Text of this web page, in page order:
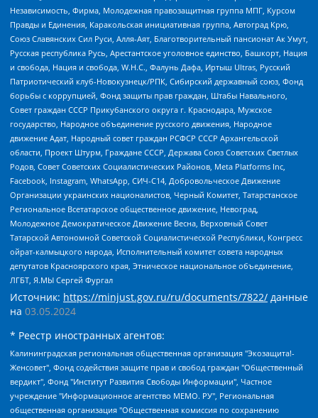
Независимость, Фирма, Молодежная правозащитная группа МПГ, Курсом
Правды и Единения, Каракольская инициативная группа, Автоград Крю,
Союз Славянских Сил Руси, Алля-Аят, Благотворительный пансионат Ак Умут,
Русская республика Русь, Арестантское уголовное единство, Башкорт, Нация
и свобода, Нация и свобода, W.H.С., Фалунь Дафа, Иртыш Ultras, Русский
Патриотический клуб-Новокузнецк/РПК, Сибирский державный союз, Фонд
борьбы с коррупцией, Фонд защиты прав граждан, Штабы Навального,
Совет граждан СССР Прикубанского округа г. Краснодара, Мужское
государство, Народное объединение русского движения, Народное
движение Адат, Народный совет граждан РСФСР СССР Архангельской
области, Проект Штурм, Граждане СССР, Держава Союз Советских Светлых
Родов, Совет Советских Социалистических Районов, Meta Platforms Inc,
Facebook, Instagram, WhatsApp, СИЧ-С14, Добровольческое Движение
Организации украинских националистов, Черный Комитет, Татарстанское
Региональное Всетатарское общественное движение, Невоград,
Молодежное Демократическое Движение Весна, Верховный Совет
Татарской Автономной Советской Социалистической Республики, Конгресс
ойрат-калмыцкого народа, Исполнительный комитет совета народных
депутатов Красноярского края, Этническое национальное объединение,
ЛГБТ, Я.МЫ Сергей Фургал
Источник: https://minjust.gov.ru/ru/documents/7822/ данные
на 03.05.2024
* Реестр иностранных агентов:
Калининградская региональная общественная организация "Экозащита!-Женсовет", Фонд содействия защите прав и свобод граждан "Общественный вердикт", Фонд "Институт Развития Свободы Информации", Частное учреждение "Информационное агентство МЕМО. РУ", Региональная общественная организация "Общественная комиссия по сохранению наследия академика Сахарова", Фонд поддержки свободы прессы, Санкт-Петербургская общественная правозащитная организация "Гражданский контроль", Межрегиональная общественная организация "Информационно-просветительский центр "Мемориал", Региональный Фонд "Центр Защиты Прав Средств Массовой Информации", с 05.12.2023 Фонд "Центр Защиты Прав Средств массовой информации", Региональная общественная благотворительная организация помощи беженцам и мигрантам "Гражданское содействие", Негосударственное образовательное учреждение дополнительного профессионального образования (повышение квалификации) специалистов "АКАДЕМИЯ ПО ПРАВАМ ЧЕЛОВЕКА", Свердловская региональная общественная организация "Сутяжник", Автономная некоммерческая организация "Центр независимых социологических исследований", Союз общественных объединений "Российский исследовательский центр по правам человека", Региональное общественное учреждение научно-информационный центр "МЕМОРИАЛ", Некоммерческая организация "Фонд защиты гласности", Автономная некоммерческая организация "Институт прав человека", Городская общественная организация "Екатеринбургское общество "МЕМОРИАЛ", Городская общественная организация "Рязанское историко-просветительское и правозащитное общество "Мемориал" (Рязанский Мемориал), Челябинский региональный орган общественной самодеятельности – женское общественное объединение "Женщины Евразии", Челябинский региональный орган общественной самодеятельности "Уральская правозащитная группа", Фонд содействия защите здоровья и социальной справедливости имени Андрея Рылькова, Автономная Некоммерческая Организация "Аналитический Центр Юрия Левады", Автономная некоммерческая организация социальной поддержки населения "Проект Апрель", Региональная общественная организация помощи женщинам и детям, находящимся в кризисной ситуации "Информационно-методический центр "Анна", Фонд содействия развитию массовых коммуникаций и правовому просвещению "Так-так-Так", Фонд содействия устойчивому развитию "Серебряная тайга", Свердловский региональный общественный фонд социальных проектов "Новое время", "Idel.Реалии", Кавказ.Реалии, Крым.Реалии, Телеканал Настоящее Время, Татаро-башкирская служба Радио Свобода (Azatliq Radiosi), Радио Свободная Европа/Радио Свобода (PCE/PC), "Сибирь.Реалии", "Фактограф", Благотворительный фонд помощи осужденным и их семьям, Автономная некоммерческая организация "Институт глобализации и социальных движений", Фонд "В защиту прав заключенных", Частное учреждение "Центр поддержки и содействия развитию средств массовой информации", Пензенский региональный общественный благотворительный фонд "Гражданский союз", "Север.Реалии", Некоммерческая организация Фонд "Правовая инициатива", Общество с ограниченной ответственностью "Радио Свободная Европа/Радио Свобода", Чешское информационное агентство "MEDIUM-ORIENT", Красноярская региональная общественная организация "Мы против СПИДа", Камалягин Денис Николаевич, Маркелов Сергей Евгеньевич, Пономарев Лев Александрович, Савицкая Людмила Алексеевна, Автономная некоммерческая организация "Центр по работе с проблемой насилия "НАСИЛИЮ.НЕТ", Межрегиональный профессиональный союз работников здравоохранения "Альянс врачей", Юридическое лицо, зарегистрированное в Латвийской Республике, SIA "Medusa Project" (регистрационный номер 40103797863, дата регистрации 10.06.2014), Некоммерческая организация "Фонд по борьбе с коррупцией", Автономная некоммерческая организация "Институт права и публичной политики", Баданин Роман Сергеевич, Гликин Максим Александрович, Железнова Мария Михайловна, Лукьянова Юлия Сергеевна, Маетная Елизавета Витальевна, Маняхин Петр Борисович, Чуракова Ольга Владимировна, Ярош Юлия Петровна, Юридическое лицо "The Insider SIA", зарегистрированное в Риге, Латвийская Республика (дата регистрации 26.06.2015), являющееся администратором доменного имени интернет-издания "The Insider SIA", https://theins.ru, Постернак Алексей Евгеньевич, Рубин Михаил Аркадьевич, Анин Роман Александрович, Юридическое лицо Istories fonds, зарегистрированное в Латвийской Республике (регистрационный номер 50008295751, дата регистрации 24.02.2020), Великовский Дмитрий Александрович, Долинина Ирина Николаевна, Мароховская Алеся Алексеевна, Шлейнов Роман Юрьевич, Шмагун Олеся Валентиновна, Общество с ограниченной ответственностью "Альтаир 2021", Общество с ограниченной ответственностью "Вега 2021", Общество с ограниченной ответственностью "Главный редактор 2021", Общество с ограниченной ответственностью "Ромашки монолит", Важенков Артем Валерьевич, Ивановская областная общественная организация "Центр гендерных исследований", Гурман Юрий Альбертович, Медиапроект "ОВД-Инфо", Егоров Владимир Владимирович, Жилинский Владимир Александрович, Общество с ограниченной ответственностью "ЗП", Иванова София Юрьевна, Карезина Инна Павловна, Кильтау Екатерина Викторовна, Петров Алексей Викторович, Пискунов Сергей Евгеньевич, Смирнов Сергей Сергеевич, Тихонов Михаил Сергеевич, Общество с ограниченной ответственностью "ЖУРНАЛИСТ-ИНОСТРАННЫЙ АГЕНТ", Арапова Галина Юрьевна, Вольтская Татьяна Анатольевна, Американская компания "Mason G.E.S. Anonymous Foundation" (США), являющаяся владельцем интернет-издания https://mnews.world/, Компания "Stichting Bellingcat", зарегистрированная в Нидерландах (дата регистрации 11.07.2018), Захаров Андрей Вячеславович, Клепиковская Екатерина Дмитриевна, Общество с ограниченной ответственностью "МЕМО", Перл Роман Александрович, Симонов Евгений Алексеевич, Соловьева Елена Анатольевна, Сотников Даниил Владимирович, Сурначева Елизавета Дмитриевна, Автономная некоммерческая организация по защите прав человека и информированию населения "Якутия – Наше Мнение", Общество с ограниченной ответственностью "Москоу диджитал медиа", с 26.01.2023 Общество с ограниченной ответственностью "Чайка Белые сады", Ветошкина Валерия Валерьевна, Заговора Максим Александрович, Межрегиональное общественное движение "Российская ЛГБТ - сеть", Оленичев Максим Владимирович, Павлов Иван Юрьевич, Скворцова Елена Сергеевна, Общество с ограниченной ответственностью "Как бы инагент", Кочетков Игорь Викторович, Общество с ограниченной ответственностью "Честные выборы", Еланчик Олег Александрович, Общество с ограниченной ответственностью "Нобелевский призыв", Гималова Регина Эмилевна, Григорьев Андрей Валерьевич, Григорьева Алина Александровна, Ассоциация по содействию защите прав призывников, альтернативнослужащих и военнослужащих "Правозащитная группа "Гражданин.Армия.Право", Хисамова Регина Фаритовна, Автономная некоммерческая организация по реализации социально-правовых программ "Лилит", Дальневосточное общественное движение "Маяк", Санкт-Петербургская ЛГБТ-инициативная группа "Выход", Инициативная группа ЛГБТ+ "Реверс", Алексеев Андрей Викторович, Бекбулатова Таисия Львовна, Беляев Иван Михайлович, Владыкина Елена Сергеевна, Гельман Марат Александрович, Никульшина Вероника Юрьевна, Толоконникова Надежда Андреевна, Шендерович Виктор Анатольевич, Общество с ограниченной ответственностью "Данное сообщение", Общество с ограниченной ответственностью Издательский дом "Новая глава", Айнбиндер Александра Александровна, Московский комьюнити-центр для ЛГБТ+инициатив, Благотворительный фонд развития филантропии, Deutsche Welle (Германия, Kurt-Schumacher-Strasse 3, 53113 Bonn), Борзунова Мария Михайловна, Воробьев Виктор Викторович, Голубева Анна Львовна, Константинова Алла Михайловна, Малкова Ирина Владимировна, Мурадов Мурад Абдулгалимович, Осетинская Елизавета Николаевна, Понасенков Евгений Николаевич, Ганапольский Матвей Юрьевич, Киселев Евгений Алексеевич, Борухович Ирина Григорьевна, Дремин Иван Тимофеевич, Дубровский Дмитрий Викторович, Красноярская региональная общественная организация поддержки и развития альтернативных образовательных технологий и межкультурных коммуникаций "ИНТЕРРА", Маяковская Екатерина Алексеевна, Фейгин Марк Захарович, Филимонов Андрей Викторович, Дзугкоева Регина Николаевна, Доброхотов Роман Александрович, Дудь Юрий Александрович, Елкин Сергей Владимирович, Кругликов Кирилл Игоревич, Сабунаева Мария Леонидовна, Семенов Алексей Владимирович, Шаинян Карен Багратович, Шульман Екатерина Михайловна, Асафьев Артур Валерьевич, Вахштайн Виктор Семенович, Венедиктов Алексей Алексеевич, Лушникова Екатерина Евгеньевна, Волков Леонид Михайлович, Невзоров Александр Глебович, Пархоменко Сергей Борисович, Сироткин Ярослав Николаевич, Кара-Мурза Владимир Владимирович, Баранова Наталья Владимировна, Гозман Леонид Яковлевич, Кагарлицкий Борис Юльевич, Климарев Михаил Валерьевич, Милов Владимир Станиславович, Автономная некоммерческая организация Краснодарский центр современного искусства "Типография", Моргенштерн Алишер Тагирович, Соболь Любовь Эдуардовна, Общество с ограниченной ответственностью "ЛИЗА НОРМ", Каспаров Гарри Кимович, Ходорковский Михаил Борисович, Общество с ограниченной ответственностью "Апрельские тезисы", Данилович Ирина Брониславовна, Кашин Олег Владимирович, Петров Николай Владимирович, Пивоваров Алексей Владимирович, Соколов Михаил Владимирович, Цветкова Юлия Владимировна, Чичваркин Евгений Александрович, Комитет против пыток/Команда против пыток, Общество с ограниченной ответственностью "Первый научный", Общество с ограниченной ответственностью "Вертолет и ко", Белоцерковская Вероника Борисовна, Кац Максим Евгеньевич, Лазарева Татьяна Юрьевна, Шаведдинов Руслан Табризович, Яшин Илья Валерьевич, Общество с ограниченной ответственностью "Иноагент ААВ", Алешковский Дмитрий Петрович, Альбац Евгения Марковна, Быков Дмитрий Львович, Галямина Юлия Евгеньевна, Лойко Сергей Леонидович, Мартынов Кирилл Константинович, Медведев Сергей Александрович, Крашенинников Федор Геннадиевич, Гордеева Катерина Вл